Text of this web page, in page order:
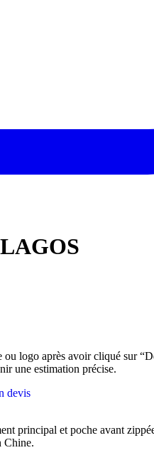
logo après avoir cliqué sur
une estimation précise.
devis
principal et poche avant
Chine.